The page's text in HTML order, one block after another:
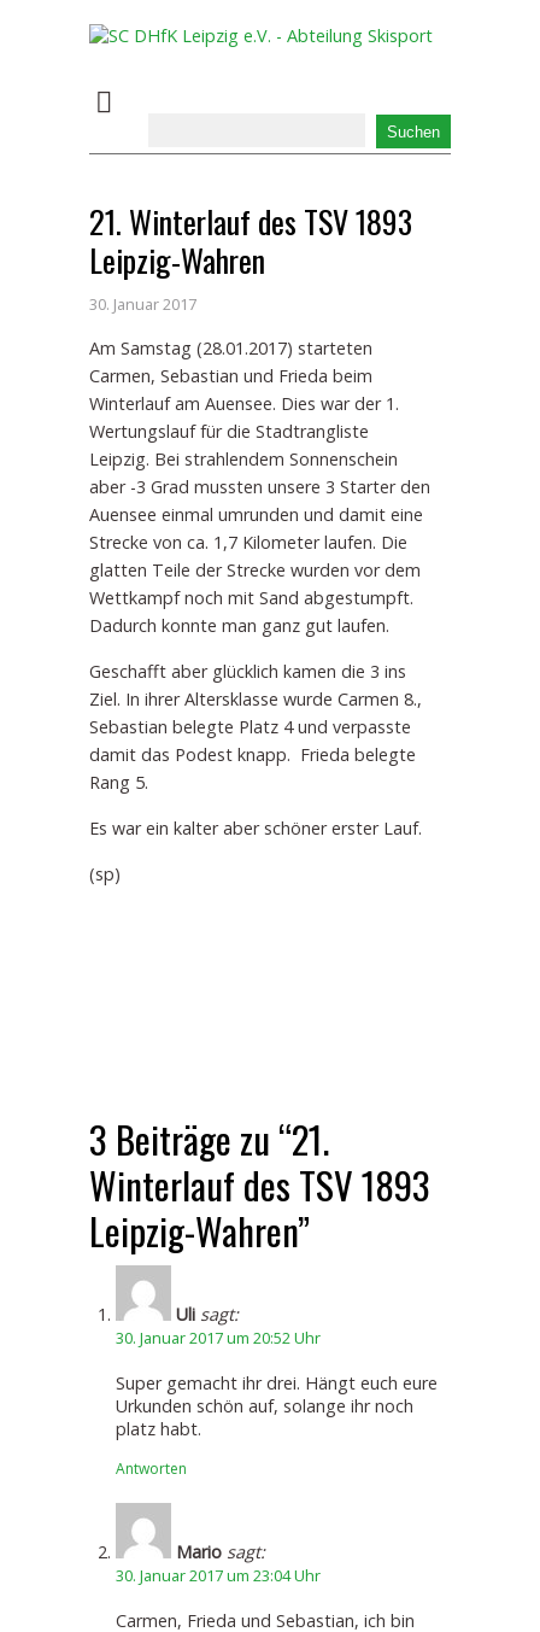
21. Winterlauf des TSV 1893
Leipzig-Wahren
30. Januar 2017
Am Samstag (28.01.2017) starteten
Carmen, Sebastian und Frieda beim
Winterlauf am Auensee. Dies war der 1.
Wertungslauf für die Stadtrangliste
Leipzig. Bei strahlendem Sonnenschein
aber -3 Grad mussten unsere 3 Starter den
Auensee einmal umrunden und damit eine
Strecke von ca. 1,7 Kilometer laufen. Die
glatten Teile der Strecke wurden vor dem
Wettkampf noch mit Sand abgestumpft.
Dadurch konnte man ganz gut laufen.
Geschafft aber glücklich kamen die 3 ins
Ziel. In ihrer Altersklasse wurde Carmen 8.,
Sebastian belegte Platz 4 und verpasste
damit das Podest knapp. Frieda belegte
Rang 5.
Es war ein kalter aber schöner erster Lauf.
(sp)
3 Beiträge zu “21.
Winterlauf des TSV 1893
Leipzig-Wahren”
Uli sagt:
30. Januar 2017 um 20:52 Uhr
Super gemacht ihr drei. Hängt euch eure
Urkunden schön auf, solange ihr noch
platz habt.
Antworten
Mario sagt:
30. Januar 2017 um 23:04 Uhr
Carmen, Frieda und Sebastian, ich bin